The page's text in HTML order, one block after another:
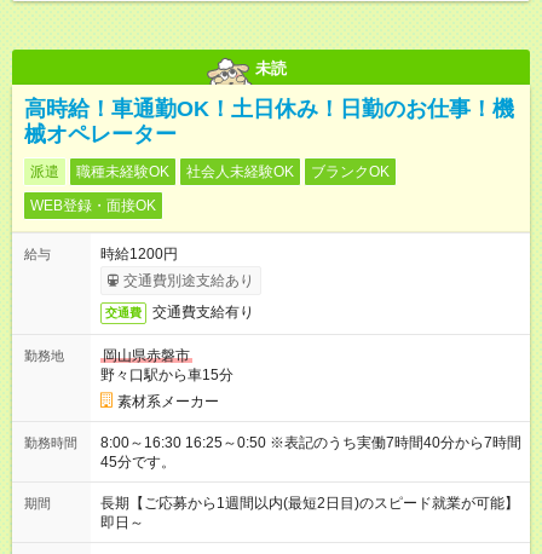
未読
高時給！車通勤OK！土日休み！日勤のお仕事！機
械オペレーター
派遣 職種未経験OK 社会人未経験OK
ブランクOK
WEB登録・面接OK
給与
時給1200円
交通費別途支給あり
交通費 交通費支給有り
勤務地
岡山県赤磐市
野々口駅から車15分
素材系メーカー
勤務時間
8:00～16:30 16:25～0:50 ※表記のうち実働7時間40分から7時間
45分です。
期間
長期【ご応募から1週間以内(最短2日目)のスピード就業が可能】
即日～